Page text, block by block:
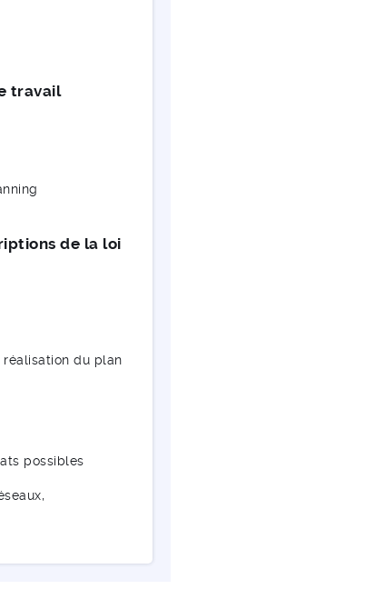
travail
de la loi
du plan
possibles